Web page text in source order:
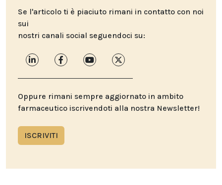
Se l'articolo ti è piaciuto rimani in contatto con noi
sui
nostri canali social seguendoci su:
Oppure rimani sempre aggiornato in ambito
farmaceutico iscrivendoti alla nostra Newsletter!
ISCRIVITI